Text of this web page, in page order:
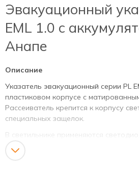
Эвакуационный
EML 1.0 с
Анапе
Описание
Указатель эвакуационный серии PL
пластиковом корпусе с
Рассеиватель крепится к корпусу
специальных защелок.
В светильнике применяются